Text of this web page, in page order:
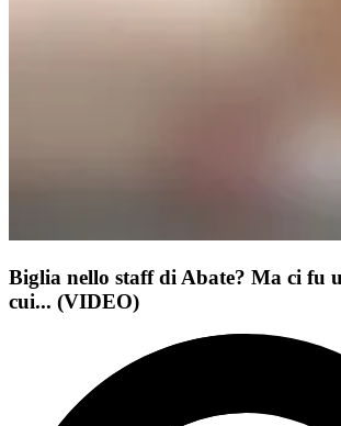
Biglia nello staff di Abate? Ma ci fu
cui... (VIDEO)